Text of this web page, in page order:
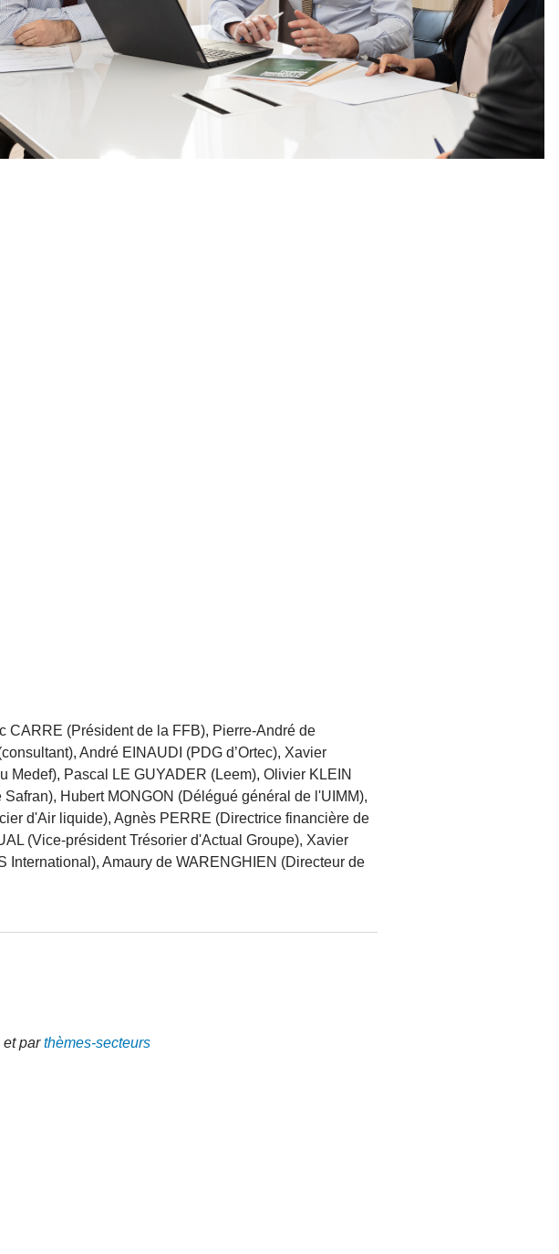
tous les produits
Redoulès au Sénat pour
2025
concilier décarbonation et
économique dans la
climat
2024
CARRE (Président de la FFB), Pierre-André de
André EINAUDI (PDG d’Ortec), Xavier
Pascal LE GUYADER (Leem), Olivier KLEIN
Hubert MONGON (Délégué général de l'UIMM),
d'Air liquide), Agnès PERRE (Directrice financière de
(Vice-président Trésorier d'Actual Groupe), Xavier
Amaury de WARENGHIEN (Directeur de
et parthèmes-secteurs